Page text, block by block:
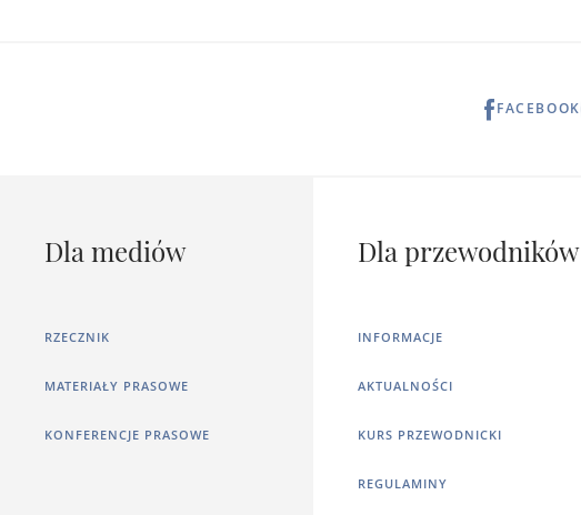
FACEBOOK
Dla mediów
RZECZNIK
MATERIAŁY PRASOWE
KONFERENCJE PRASOWE
Dla przewodników
INFORMACJE
AKTUALNOŚCI
KURS PRZEWODNICKI
REGULAMINY